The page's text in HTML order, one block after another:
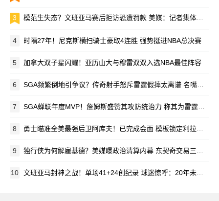
3 模范生失态？文班亚马赛后拒访恐遭罚款 美媒：记者集体震惊
4 时隔27年！尼克斯横扫骑士豪取4连胜 强势挺进NBA总决赛
5 加拿大双子星闪耀！亚历山大与穆雷双双入选NBA最佳阵容
6 SGA频繁倒地引争议？传奇射手怒斥雷霆假摔太离谱 名嘴反驳：顶级进攻发动机
7 SGA蝉联年度MVP！詹姆斯盛赞其攻防统治力 称其为雷霆真正核心
8 勇士瞄准全美最强后卫阿库夫！已完成会面 模板锁定利拉德与德隆
9 独行侠为何解雇基德？美媒曝政治清算内幕 东契奇交易三主谋仅剩老板
10 文班亚马封神之战！单场41+24创纪录 球迷惊呼：20年未见如此怪物